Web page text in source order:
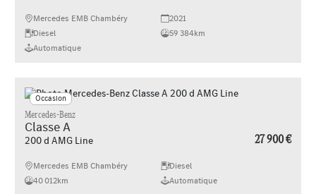
Mercedes EMB Chambéry
2021
Diesel
59 384km
Automatique
Occasion
Mercedes-Benz
Classe A
200 d AMG Line 27 900 €
Mercedes EMB Chambéry
Diesel
40 012km
Automatique